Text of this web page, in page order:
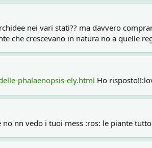
nei vari stati?? ma davvero
che crescevano in natura no a quelle
phalaenopsis-ely.html Ho
nn vedo i tuoi mess :ros: le piante tutto